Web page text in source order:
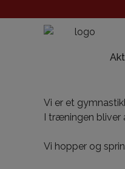
Vi er et
I træningen bliver
Vi hopper og